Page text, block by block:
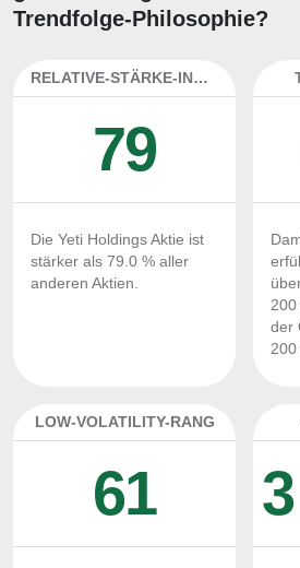
Trendfolge-Philosophie?
RELATIVE-STÄRKE-INDEX
79
Die Yeti Holdings Aktie ist
stärker als 79.0 % aller
anderen Aktien.
200
der
200
LOW-VOLATILITY-RANG
61 3